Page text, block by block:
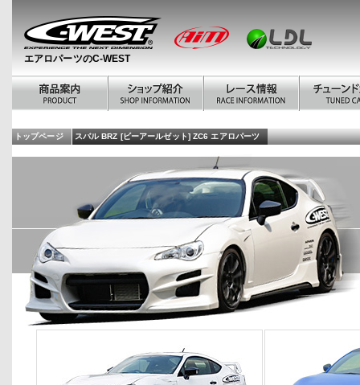
エアロパーツのC-WEST
トップページ スバル BRZ [ビーアールゼット] ZC6 エアロパーツ